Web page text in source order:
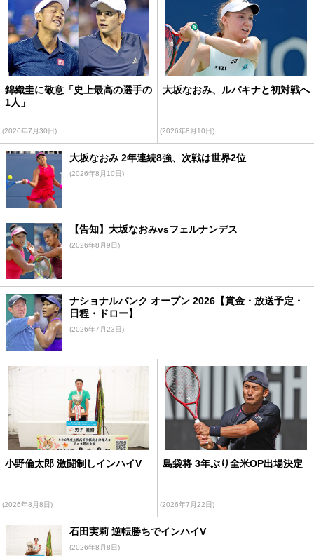
錦織圭に敬意「史上最高の選手の
1人」
(2026年7月30日)
大坂なおみ、ルバキナと初対戦へ
(2026年8月10日)
大坂なおみ 2年連続8強、次戦は世界2位
(2026年8月10日)
【告知】大坂なおみvsフェルナンデス
(2026年8月9日)
ナショナルバンク オープン 2026【賞金・放送予定・
日程・ドロー】
(2026年7月23日)
小野倫太郎 激闘制しインハイV
(2026年8月8日)
島袋将 3年ぶり全米OP出場決定
(2026年7月22日)
石田実莉 逆転勝ちでインハイV
(2026年8月8日)